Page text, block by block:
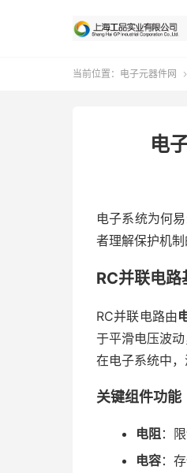
当前位置： 电子元器件网 
电
电子系统为何
者理解保护机制
RC并联电路
RC并联电路由
于平滑电压波动
在电子系统中
关键组件功能
电阻：
电容：